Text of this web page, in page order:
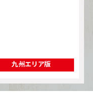
九州エリア版